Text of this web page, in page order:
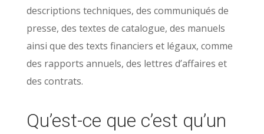
descriptions techniques, des communiqués de
presse, des textes de catalogue, des manuels
ainsi que des texts financiers et légaux, comme
des rapports annuels, des lettres d’affaires et
des contrats.
Qu’est-ce que c’est qu’un